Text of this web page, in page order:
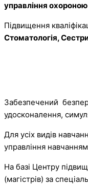
управління охороною
Підвищення
Стоматологія,
Забезпечений
удосконалення,
Для усіх видів
управління
На базі Центру
(магістрів) за